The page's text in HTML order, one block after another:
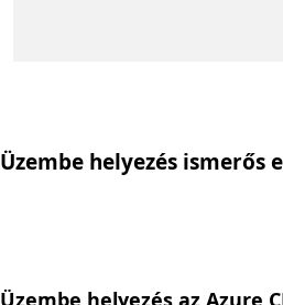
Üzembe helyezés ismerős
Üzembe helyezés az Azure